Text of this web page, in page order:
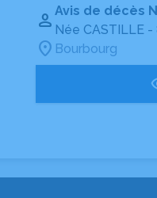
Avis de décès
Née CASTILLE -
Bourbourg